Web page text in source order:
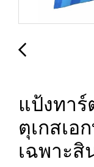
แป้งทา
ตุเกสเอ
เฉพาะสิ